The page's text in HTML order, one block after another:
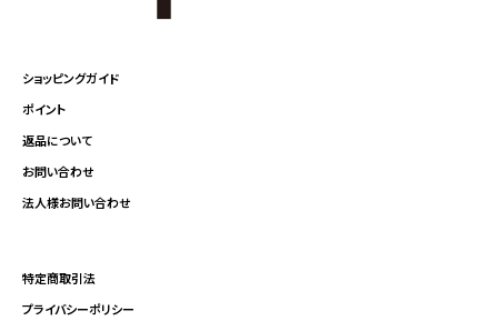
ショッピングガイド
ポイント
返品について
お問い合わせ
法人様お問い合わせ
特定商取引法
プライバシーポリシー